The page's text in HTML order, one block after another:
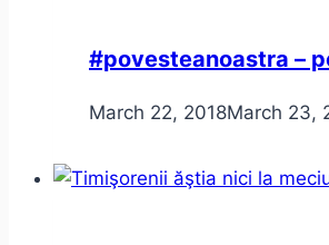
#povesteanoastra –
March 22, 2018March 23,